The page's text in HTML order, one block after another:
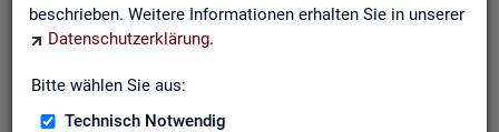
beschrieben. Weitere Informationen erhalten Sie in unserer
Datenschutzerklärung.
Bitte wählen Sie aus:
Technisch Notwendig